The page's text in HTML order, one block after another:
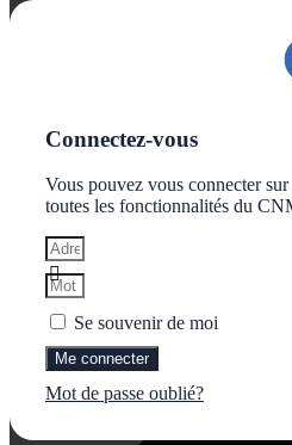
Gérer le consentement aux cookies
Connectez-vous
Vous pouvez vous connecter
toutes les fonctionnalités du
Se souvenir de moi
Me connecter
Mot de passe oublié?